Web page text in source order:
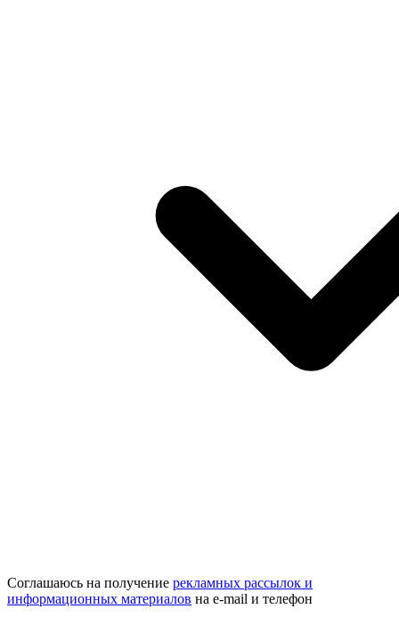
Соглашаюсь на получение рекламных рассылок и
информационных материалов на e‑mail и телефон